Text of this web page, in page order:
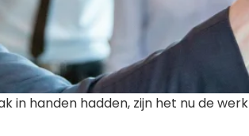
in handen hadden, zijn het nu de